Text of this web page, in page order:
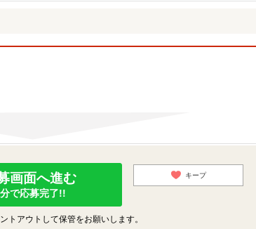
画面へ進む
で応募完了!!
キープ
アウトして保管をお願いします。